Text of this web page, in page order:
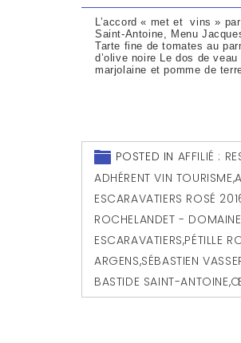
L’accord « met et vins »
Saint-Antoine, Menu
Tarte fine de tomates au
d’olive noire Le dos de
marjolaine et pomme de
POSTED IN AFFILIÉ :
ADHÉRENT VIN TOURISME,
ESCARAVATIERS ROSÉ
ROCHELANDET -
ESCARAVATIERS,PÉTILLE
ARGENS,SÉBASTIEN
BASTIDE SAINT-ANTOINE,